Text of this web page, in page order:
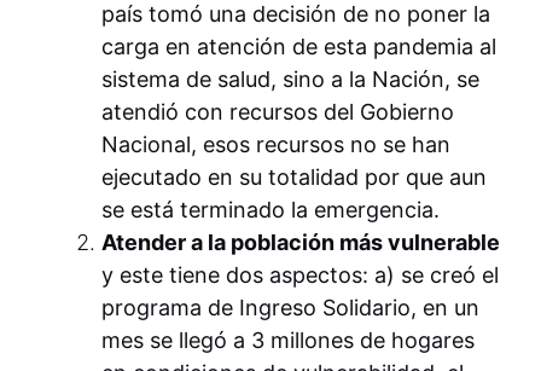
país tomó una decisión de no poner la
carga en atención de esta pandemia al
sistema de salud, sino a la Nación, se
atendió con recursos del Gobierno
Nacional, esos recursos no se han
ejecutado en su totalidad por que aun
se está terminado la emergencia.
Atender a la población más vulnerable
y este tiene dos aspectos: a) se creó el
programa de Ingreso Solidario, en un
mes se llegó a 3 millones de hogares